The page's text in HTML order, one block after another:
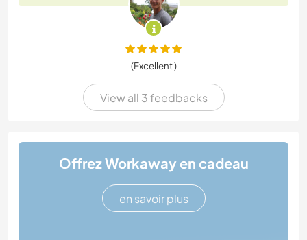
(Excellent )
View all 3 feedbacks
Offrez Workaway en cadeau
en savoir plus